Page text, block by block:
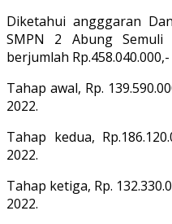
Diketahui angggaran
SMPN 2 Abung Semuli
berjumlah
Tahap awal, Rp.
2022.
Tahap kedua,
2022.
Tahap ketiga, Rp.
2022.